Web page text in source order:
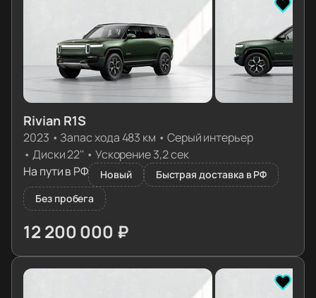
Rivian R1S
2023 • Запас хода 483 км • Серый интерьер
• Диски 22'' • Ускорение 3,2 сек
На пути в РФ
Новый
Быстрая доставка в РФ
Без пробега
12 200 000 ₽
≈ 122 365€